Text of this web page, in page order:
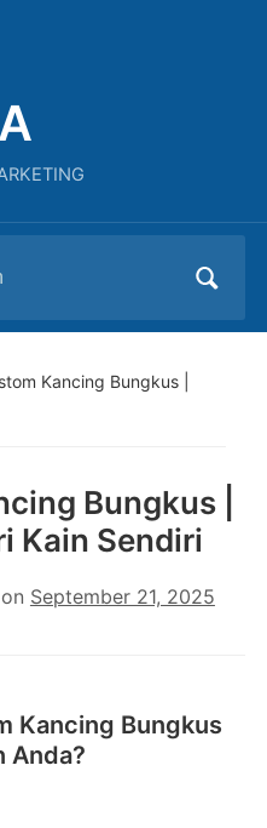
Kancing Bungkus |
Bungkus |
Kain Sendiri
on September 21, 2025
Kancing Bungkus
Anda?